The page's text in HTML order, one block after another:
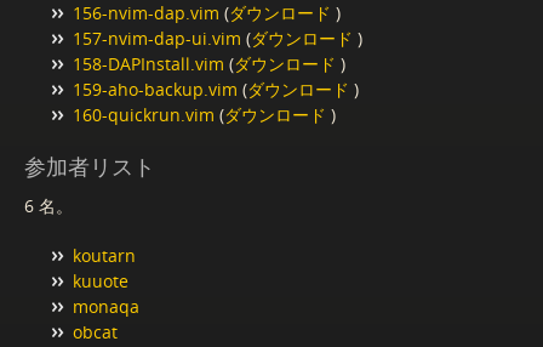
156-nvim-dap.vim (ダウンロード )
157-nvim-dap-ui.vim (ダウンロード )
158-DAPInstall.vim (ダウンロード )
159-aho-backup.vim (ダウンロード )
160-quickrun.vim (ダウンロード )
参加者リスト
6 名。
koutarn
kuuote
monaqa
obcat